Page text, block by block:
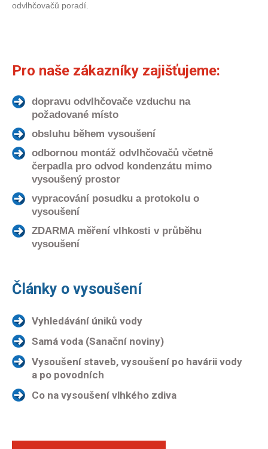
odvlhčovačů poradí.
Pro naše zákazníky zajišťujeme:
dopravu odvlhčovače vzduchu na
požadované místo
obsluhu během vysoušení
odbornou montáž odvlhčovačů včetně
čerpadla pro odvod kondenzátu mimo
vysoušený prostor
vypracování posudku a protokolu o
vysoušení
ZDARMA měření vlhkosti v průběhu
vysoušení
Články o vysoušení
Vyhledávání úniků vody
Samá voda (Sanační noviny)
Vysoušení staveb, vysoušení po havárii vody
a po povodních
Co na vysoušení vlhkého zdiva